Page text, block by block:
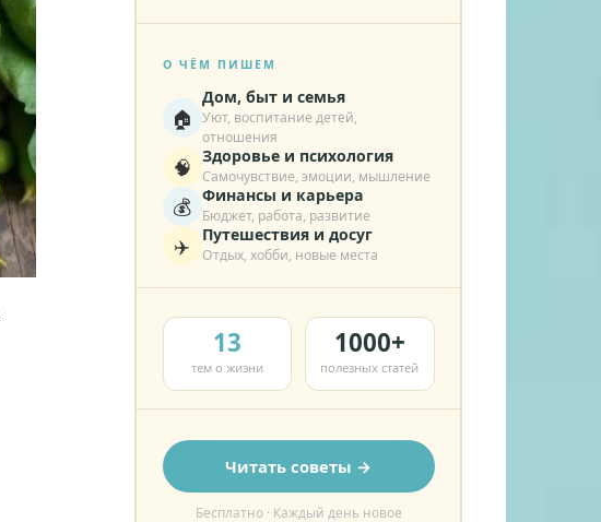
О ЧЁМ ПИШЕМ
🏠
Дом, быт и семья
Уют, воспитание детей,
отношения
🧠 Здоровье и психология
Самочувствие, эмоции, мышление
💰 Финансы и карьера
Бюджет, работа, развитие
✈️ Путешествия и досуг
Отдых, хобби, новые места
13
тем о жизни
1000+
полезных статей
Читать советы →
Бесплатно · Каждый день новое